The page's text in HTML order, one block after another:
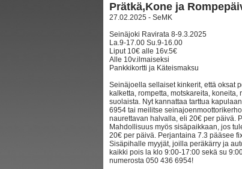
Prätkä,Kone ja
27.02.2025 - SeMK
Seinäjoki Ravirata 8-9.3.2025
La.9-17.00 Su.9-16.00
Liput 10€ alle 16v.5€
Alle 10v.ilmaiseksi
Pankkikortti ja Käteismaksu
Seinäjoella sellaiset kinkerit, että oksat
kalketta, rompetta, motskareita,
suolaista. Nyt kannattaa tarttua
6954 tai meilitse
naurettavan halvalla, eli 20€ per päivä.
Mahdollisuus myös sisäpaikkaan, jos
20€ per päivä. Perjantaina 7.3 pääsee
Sisäpihalle myyjät, joilla peräkärry ja
kaikki pois la klo 9:00-17:00 sekä su
numerosta 050 436 6954!